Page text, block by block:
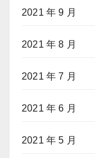
2021 年 9 月
2021 年 8 月
2021 年 7 月
2021 年 6 月
2021 年 5 月